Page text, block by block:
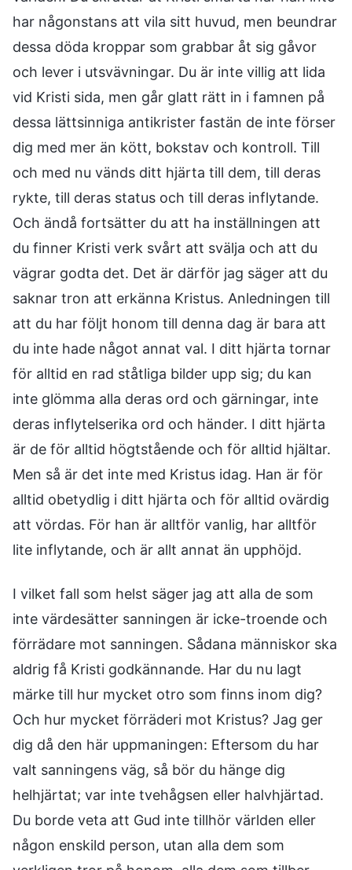
har någonstans att vila sitt huvud, men beundrar
dessa döda kroppar som grabbar åt sig gåvor
och lever i utsvävningar. Du är inte villig att lida
vid Kristi sida, men går glatt rätt in i famnen på
dessa lättsinniga antikrister fastän de inte förser
dig med mer än kött, bokstav och kontroll. Till
och med nu vänds ditt hjärta till dem, till deras
rykte, till deras status och till deras inflytande.
Och ändå fortsätter du att ha inställningen att
du finner Kristi verk svårt att svälja och att du
vägrar godta det. Det är därför jag säger att du
saknar tron att erkänna Kristus. Anledningen till
att du har följt honom till denna dag är bara att
du inte hade något annat val. I ditt hjärta tornar
för alltid en rad ståtliga bilder upp sig; du kan
inte glömma alla deras ord och gärningar, inte
deras inflytelserika ord och händer. I ditt hjärta
är de för alltid högtstående och för alltid hjältar.
Men så är det inte med Kristus idag. Han är för
alltid obetydlig i ditt hjärta och för alltid ovärdig
att vördas. För han är alltför vanlig, har alltför
lite inflytande, och är allt annat än upphöjd.
I vilket fall som helst säger jag att alla de som
inte värdesätter sanningen är icke-troende och
förrädare mot sanningen. Sådana människor ska
aldrig få Kristi godkännande. Har du nu lagt
märke till hur mycket otro som finns inom dig?
Och hur mycket förräderi mot Kristus? Jag ger
dig då den här uppmaningen: Eftersom du har
valt sanningens väg, så bör du hänge dig
helhjärtat; var inte tvehågsen eller halvhjärtad.
Du borde veta att Gud inte tillhör världen eller
någon enskild person, utan alla dem som